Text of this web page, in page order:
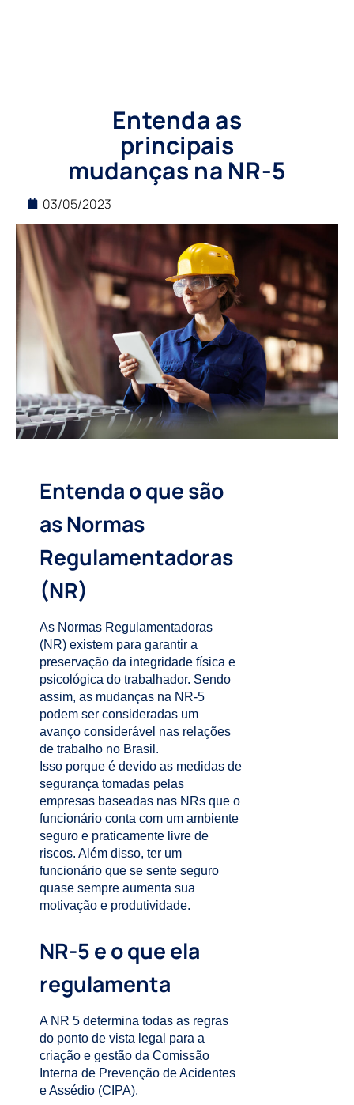
Entenda as
principais
mudanças na NR-5
03/05/2023
Entenda o que são
as Normas
Regulamentadoras
(NR)
As Normas Regulamentadoras
(NR) existem para garantir a
preservação da integridade física e
psicológica do trabalhador. Sendo
assim, as mudanças na NR-5
podem ser consideradas um
avanço considerável nas relações
de trabalho no Brasil.
Isso porque é devido as medidas de
segurança tomadas pelas
empresas baseadas nas NRs que o
funcionário conta com um ambiente
seguro e praticamente livre de
riscos. Além disso, ter um
funcionário que se sente seguro
quase sempre aumenta sua
motivação e produtividade.
NR-5 e o que ela
regulamenta
A NR 5 determina todas as regras
do ponto de vista legal para a
criação e gestão da Comissão
Interna de Prevenção de Acidentes
e Assédio (CIPA).